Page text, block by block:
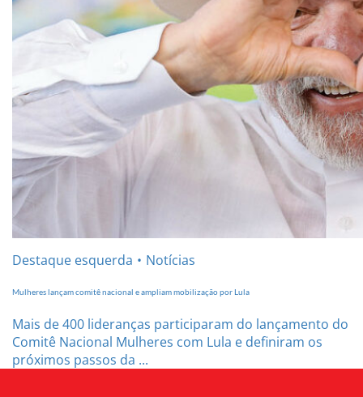
Destaque esquerda Notícias
Mulheres lançam comitê nacional e ampliam mobilização por Lula
Mais de 400 lideranças participaram do lançamento do
Comitê Nacional Mulheres com Lula e definiram os
próximos passos da ...